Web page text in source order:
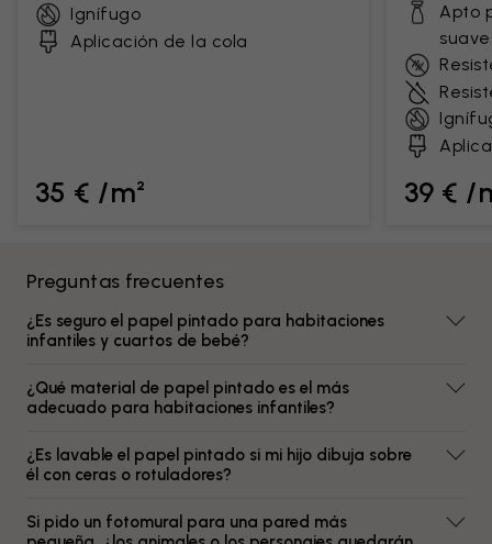
Ignífugo
Aplicación de la cola
35 € /m²
Apto
39 € /
Preguntas frecuentes
¿Es seguro el papel pintado para habitaciones
infantiles y cuartos de bebé?
¿Qué material de papel pintado es el más
adecuado para habitaciones infantiles?
¿Es lavable el papel pintado si mi hijo dibuja sobre
él con ceras o rotuladores?
Si pido un fotomural para una pared más